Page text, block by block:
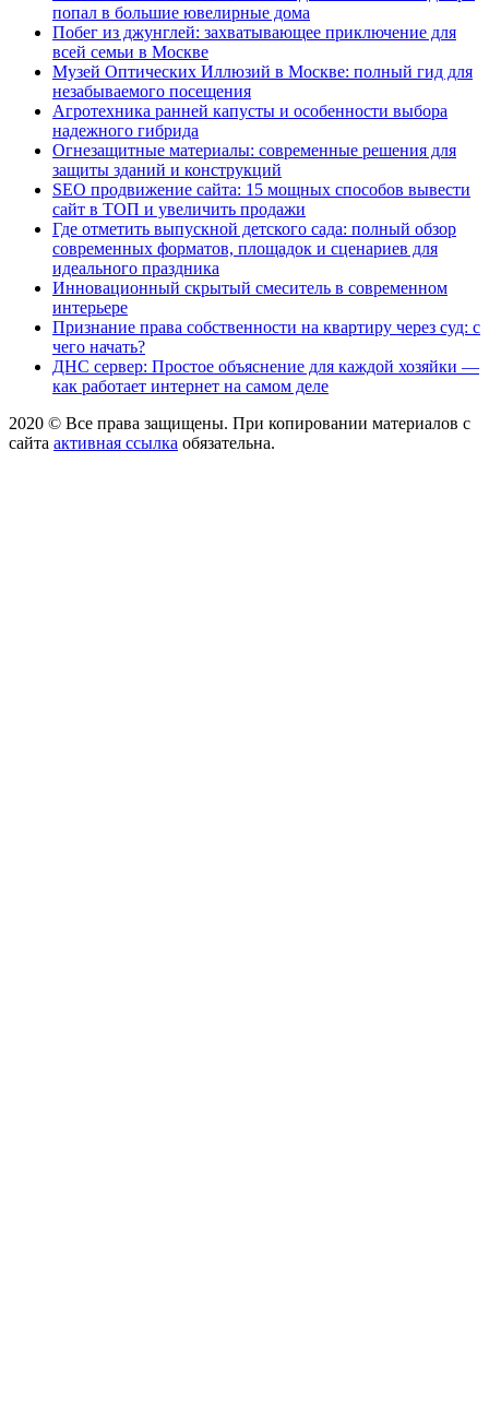
попал в большие ювелирные дома
Побег из джунглей: захватывающее приключение для
всей семьи в Москве
Музей Оптических Иллюзий в Москве: полный гид для
незабываемого посещения
Агротехника ранней капусты и особенности выбора
надежного гибрида
Огнезащитные материалы: современные решения для
защиты зданий и конструкций
SEO продвижение сайта: 15 мощных способов вывести
сайт в ТОП и увеличить продажи
Где отметить выпускной детского сада: полный обзор
современных форматов, площадок и сценариев для
идеального праздника
Инновационный скрытый смеситель в современном
интерьере
Признание права собственности на квартиру через суд: с
чего начать?
ДНС сервер: Простое объяснение для каждой хозяйки —
как работает интернет на самом деле
2020 © Все права защищены. При копировании материалов с
сайта активная ссылка обязательна.